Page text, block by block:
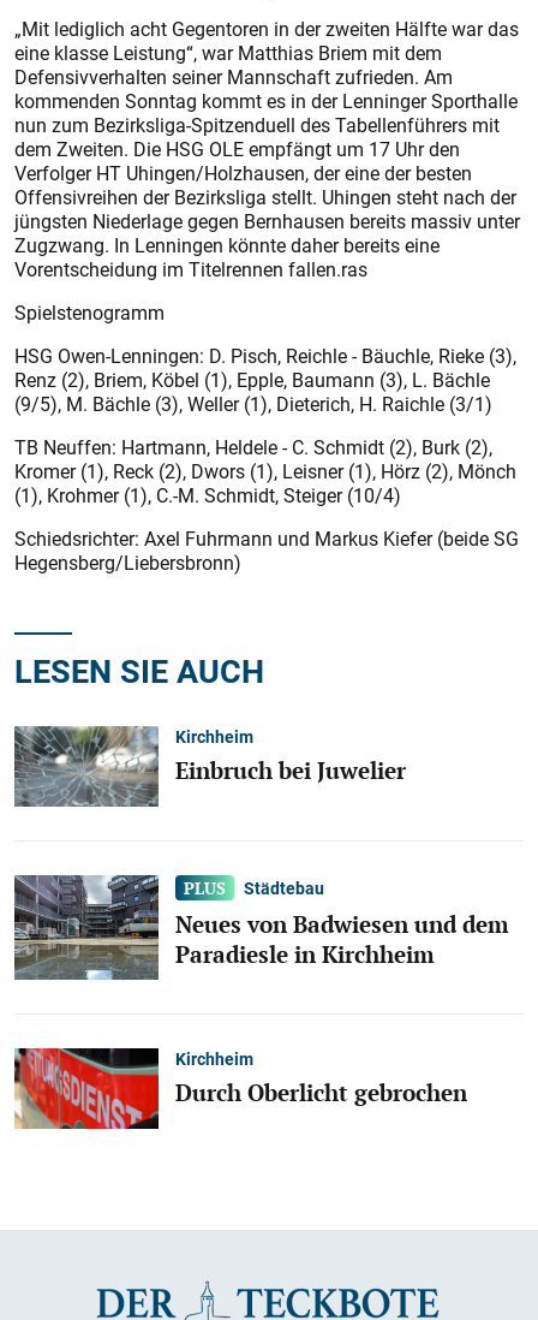
„Mit lediglich acht Gegentoren in der zweiten Hälfte war das
eine klasse Leistung“, war Matthias Briem mit dem
Defensivverhalten seiner Mannschaft zufrieden. Am
kommenden Sonntag kommt es in der Lenninger Sporthalle
nun zum Bezirksliga-Spitzenduell des Tabellenführers mit
dem Zweiten. Die HSG OLE empfängt um 17 Uhr den
Verfolger HT Uhingen/Holzhausen, der eine der besten
Offensivreihen der Bezirksliga stellt. Uhingen steht nach der
jüngsten Niederlage gegen Bernhausen bereits massiv unter
Zugzwang. In Lenningen könnte daher bereits eine
Vorentscheidung im Titelrennen fallen.ras
Spielstenogramm
HSG Owen-Lenningen: D. Pisch, Reichle - Bäuchle, Rieke (3),
Renz (2), Briem, Köbel (1), Epple, Baumann (3), L. Bächle
(9/5), M. Bächle (3), Weller (1), Dieterich, H. Raichle (3/1)
TB Neuffen: Hartmann, Heldele - C. Schmidt (2), Burk (2),
Kromer (1), Reck (2), Dwors (1), Leisner (1), Hörz (2), Mönch
(1), Krohmer (1), C.-M. Schmidt, Steiger (10/4)
Schiedsrichter: Axel Fuhrmann und Markus Kiefer (beide SG
Hegensberg/Liebersbronn)
LESEN SIE AUCH
Kirchheim
Einbruch bei Juwelier
Städtebau
Neues von Badwiesen und dem
Paradiesle in Kirchheim
Kirchheim
Durch Oberlicht gebrochen